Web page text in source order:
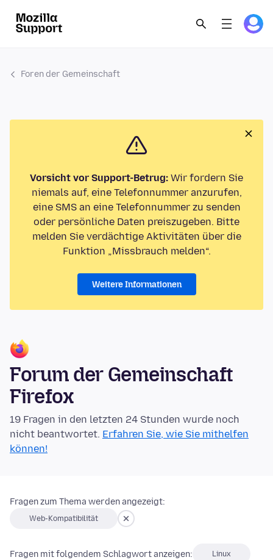
Foren der Gemeinschaft
Vorsicht vor Support-Betrug: Wir fordern Sie
niemals auf, eine Telefonnummer anzurufen,
eine SMS an eine Telefonnummer zu senden
oder persönliche Daten preiszugeben. Bitte
melden Sie verdächtige Aktivitäten über die
Funktion „Missbrauch melden“.
Weitere Informationen
Forum der Gemeinschaft
Firefox
19 Fragen in den letzten 24 Stunden wurde noch
nicht beantwortet. Erfahren Sie, wie Sie mithelfen
können!
Fragen zum Thema werden angezeigt:
Web-Kompatibilität
Fragen mit folgendem Schlagwort anzeigen: Linux